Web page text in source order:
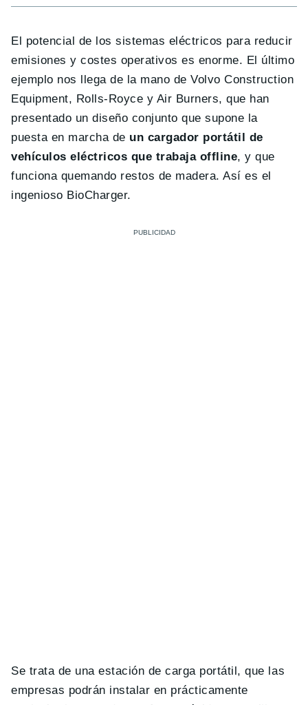
El potencial de los sistemas eléctricos para reducir
emisiones y costes operativos es enorme. El último
ejemplo nos llega de la mano de Volvo Construction
Equipment, Rolls-Royce y Air Burners, que han
presentado un diseño conjunto que supone la
puesta en marcha de un cargador portátil de
vehículos eléctricos que trabaja offline, y que
funciona quemando restos de madera. Así es el
ingenioso BioCharger.
Se trata de una estación de carga portátil, que las
empresas podrán instalar en prácticamente